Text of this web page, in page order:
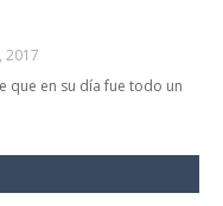
2017
que en su día fue todo un